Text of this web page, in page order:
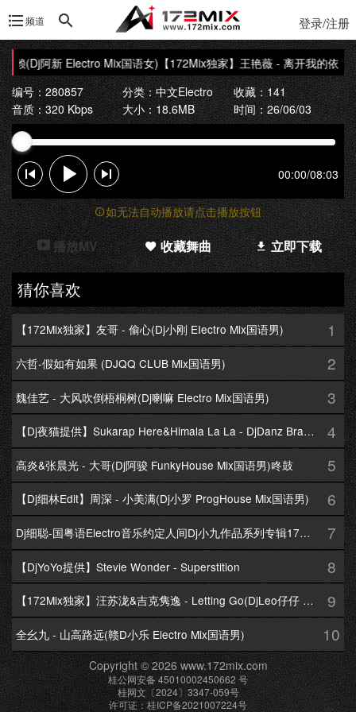
频道 登录/注册
赖(Dj阿新 Electro Mix国语女)【172Mix独家】王艳薇 - 离开我的依赖
编号：280857
分类：中文Electro
收藏：141
音质：320 Kbps
大小：18.6MB 时间：26/06/03
00:00/08:03
如无法自动播放请点击播放按钮
播放MV 收藏舞曲 立即下载
猜你喜欢
【172Mix独家】友哥 - 偷心(Dj小刚 EIectro Mix国语男) 1
六哲-假如有如果 (DJQQ CLUB Mix国语男) 2
魏佳艺 - 大风吹倒梧桐树(Dj喇嘛 Electro Mix国语男) 3
【Dj夜猫提供】Sukarap Here&Himala La La - DjDanz Braekbeat Mix 4
高炎&张晨光 - 大哥(Dj阿骏 FunkyHouse Mix国语男)咚鼓 5
【Dj细林Edit】周深 - 小美满(Dj小罗 ProgHouse Mix国语男) 6
Dj细聪-国粤语Electro音乐约定人间Dj小九作品系列专辑172Mix串烧 7
【DjYoYo提供】Stevie Wonder - Superstition 8
【172Mix独家】汪苏泷&吉克隽逸 - Letting Go(DjLeo仔仔 Electro Mix国语合唱) 9
全幺九 - 山高路远(赣D小乐 Electro Mix国语男) 10
Copyright © 2026 www.172mix.com
桂公网安备 45010002450662 号
桂网文〔2024〕3347-059号
许可证：桂ICP备2021007224号